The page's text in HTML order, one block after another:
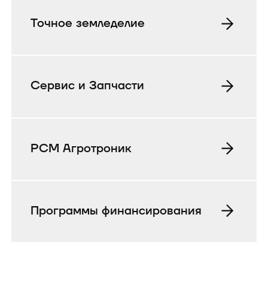
Точное земледелие
Сервис и Запчасти
РСМ Агротроник
Программы финансирования